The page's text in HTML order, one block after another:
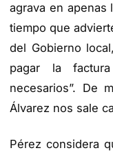
agrava en apenas
tiempo que
del Gobierno
pagar la
necesarios”. De
Álvarez nos sale
Pérez considera